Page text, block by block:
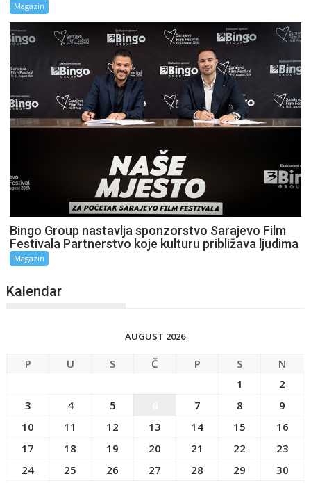
Magazin
Bingo Group nastavlja sponzorstvo Sarajevo Film
Festivala Partnerstvo koje kulturu približava ljudima
Magazin
Kalendar
AUGUST 2026
P U S Č P S
N
1
2
3
4 5 7 8
9
10
11 12 13 14 15
16
17
18 19 20 21 22
23
24
25 26 27 28 29
30